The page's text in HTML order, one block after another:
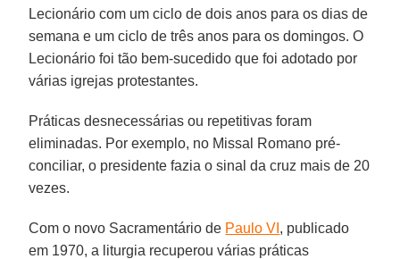
Lecionário com um ciclo de dois anos para os dias de
semana e um ciclo de três anos para os domingos. O
Lecionário foi tão bem-sucedido que foi adotado por
várias igrejas protestantes.
Práticas desnecessárias ou repetitivas foram
eliminadas. Por exemplo, no Missal Romano pré-
conciliar, o presidente fazia o sinal da cruz mais de 20
vezes.
Com o novo Sacramentário de Paulo VI , publicado
em 1970, a liturgia recuperou várias práticas